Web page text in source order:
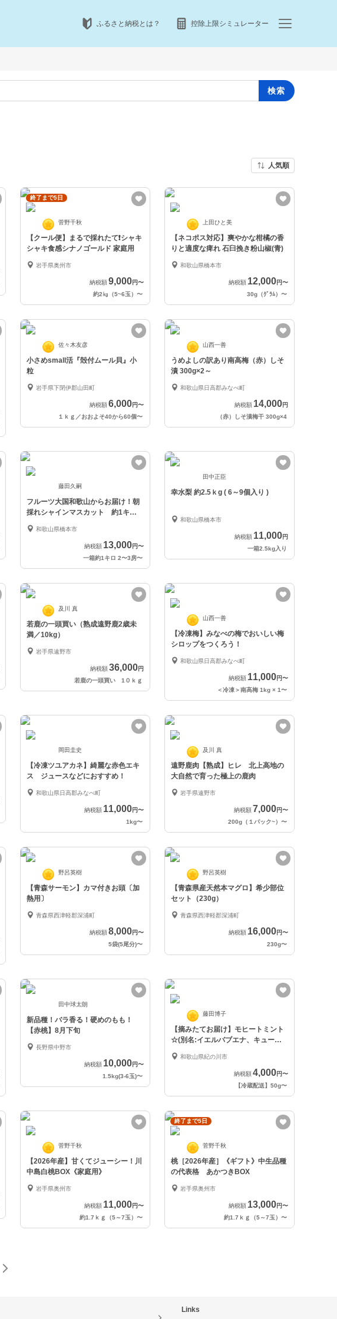
ふるさと納税とは？ 控除上限シミュレーター
検索
人気順
終了まで5日
菅野千秋
【クール便】まるで採れたて❗️シャキ
シャキ食感シナノゴールド 家庭用
岩手県奥州市
納税額9,000円〜
約2㎏（5~6玉）〜
上田ひと美
【ネコポス対応】爽やかな柑橘の香
りと適度な痺れ 石臼挽き粉山椒(青)
和歌山県橋本市
納税額 12,000円〜
30g（ｸﾞﾗﾑ） 〜
佐々木友彦
小さめsmall活『殻付ムール貝』小
粒
岩手県下閉伊郡山田町
納税額6,000円〜
１ｋｇ／おおよそ40から60個〜
山西一善
うめよしの訳あり南高梅（赤）しそ
漬 300g×2～
和歌山県日高郡みなべ町
納税額 14,000円
（赤）しそ漬梅干 300g×4
藤田久嗣
フルーツ大国和歌山からお届け！朝
採れシャインマスカット 約1キロ
2〜3房
和歌山県橋本市
納税額 13,000円〜
一箱約1キロ 2〜3房〜
田中正臣
幸水梨 約2.5ｋg ( 6～9個入り )
和歌山県橋本市
納税額 11,000円
一箱2.5kg入り
及川 真
若鹿の一頭買い（熟成遠野鹿2歳未
満／10kg）
岩手県遠野市
納税額36,000円
若鹿の一頭買い 1０ｋｇ
山西一善
【冷凍梅】みなべの梅でおいしい梅
シロップをつくろう！
和歌山県日高郡みなべ町
納税額 11,000円〜
＜冷凍＞南高梅 1kg × 1〜
岡田圭史
【冷凍ツユアカネ】綺麗な赤色エキ
ス ジュースなどにおすすめ！
和歌山県日高郡みなべ町
納税額 11,000円〜
1kg〜
及川 真
遠野鹿肉【熟成】ヒレ 北上高地の
大自然で育った極上の鹿肉
岩手県遠野市
納税額7,000円〜
200g（１パック~） 〜
野呂英樹
【青森サーモン】カマ付きお頭〔加
熱用〕
青森県西津軽郡深浦町
納税額8,000円〜
5袋(5尾分)〜
野呂英樹
【青森県産天然本マグロ】希少部位
セット（230g）
青森県西津軽郡深浦町
納税額 16,000円〜
230g〜
田中球太朗
新品種！バラ香る！硬めのもも！
【赤桃】8月下旬
長野県中野市
納税額 10,000円〜
1.5kg(3-6玉)〜
藤田博子
【摘みたてお届け】モヒートミント
☆(別名:イエルバブエナ、キューバ
ミント)
和歌山県紀の川市
納税額4,000円〜
【冷蔵配送】50g〜
菅野千秋
【2026年産】甘くてジューシー！川
中島白桃BOX《家庭用》
岩手県奥州市
納税額 11,000円〜
約1.7ｋｇ（5～7玉）〜
終了まで5日
菅野千秋
桃［2026年産］《ギフト》中生品種
の代表格 あかつきBOX
岩手県奥州市
納税額 13,000円〜
約1.7ｋｇ（5～7玉） 〜
Links